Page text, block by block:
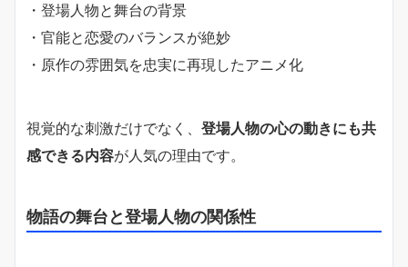
・登場人物と舞台の背景
・官能と恋愛のバランスが絶妙
・原作の雰囲気を忠実に再現したアニメ化
視覚的な刺激だけでなく、 登場人物の心の動きにも共
感できる内容が人気の理由です。
物語の舞台と登場人物の関係性